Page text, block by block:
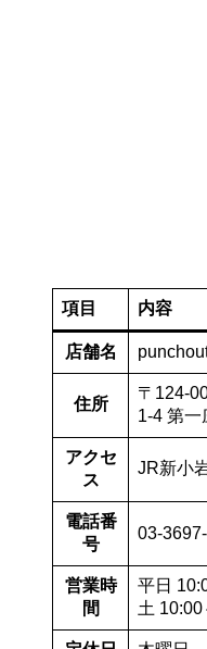
項目 内容
店舗名
住所
〒124-
1-4 第一
アクセ
ス
JR新小
電話番
号
03-
営業時
間
平日
土 10:00